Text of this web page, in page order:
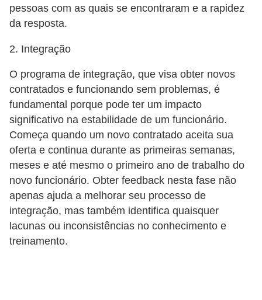
pessoas com as quais se encontraram e a rapidez
da resposta.
2. Integração
O programa de integração, que visa obter novos
contratados e funcionando sem problemas, é
fundamental porque pode ter um impacto
significativo na estabilidade de um funcionário.
Começa quando um novo contratado aceita sua
oferta e continua durante as primeiras semanas,
meses e até mesmo o primeiro ano de trabalho do
novo funcionário. Obter feedback nesta fase não
apenas ajuda a melhorar seu processo de
integração, mas também identifica quaisquer
lacunas ou inconsistências no conhecimento e
treinamento.